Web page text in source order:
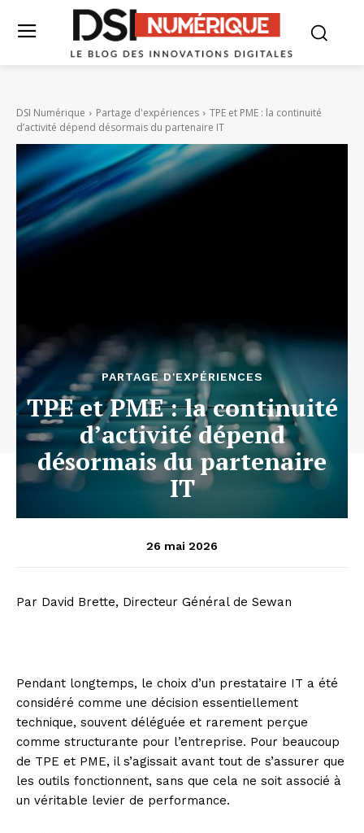
DSI Numérique Partage d'expériences
TPE et PME : la continuité
d’activité dépend désormais du partenaire IT
PARTAGE D'EXPÉRIENCES
TPE et PME : la continuité
d’activité dépend
désormais du partenaire
IT
26 mai 2026
Par David Brette, Directeur Général de Sewan
Pendant longtemps, le choix d’un prestataire IT a été
considéré comme une décision essentiellement
technique, souvent déléguée et rarement perçue
comme structurante pour l’entreprise. Pour beaucoup
de TPE et PME, il s’agissait avant tout de s’assurer que
les outils fonctionnent, sans que cela ne soit associé à
un véritable levier de performance.